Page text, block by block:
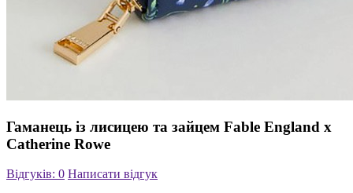
Гаманець із лисицею та зайцем Fable England x
Catherine Rowe
Відгуків: 0 Написати відгук